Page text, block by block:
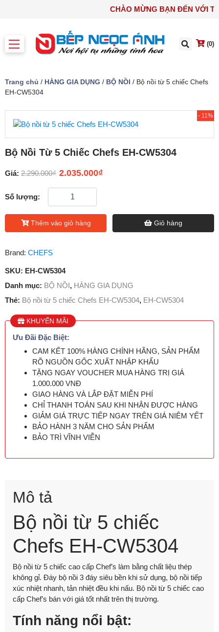
CHÀO MỪNG BẠN ĐẾN
(0)
Trang chủ / HÀNG GIA DỤNG / BỘ NỒI / Bộ nồi từ 5 chiếc Chefs
EH-CW5304
- 11%
Bộ Nồi Từ 5 Chiếc Chefs EH-CW5304
Giá: 2.290.000₫ 2.035.000₫
Số lượng:
Thêm vào giỏ hàng Giỏ hàng
Brand: CHEFS
SKU: EH-CW5304
Danh mục: BỘ NỒI , HÀNG GIA DỤNG
Thẻ: Bộ nồi từ 5 chiếc Chefs EH-CW5304, EH-CW5304
KHUYẾN MÃI
Ưu Đãi Đặc Biệt:
CAM KẾT 100% HÀNG CHÍNH HÃNG, SẢN PHẨM
RÕ NGUỒN GỐC XUẤT NHẬP KHẨU
TẶNG NGAY VOUCHER MUA HÀNG TRỊ GIÁ
1.000.000 VNĐ
GIAO HÀNG VÀ LẮP ĐẶT MIỄN PHÍ
CHỈ THANH TOÁN SAU KHI NHẬN ĐƯỢC HÀNG
GIẢM GIÁ TRỰC TIẾP NGAY TRÊN GIÁ NIÊM YẾT
BẢO HÀNH 3 NĂM CHO SẢN PHẨM
BẢO TRÌ VĨNH VIỄN
Mô tả
Bộ nồi từ 5 chiếc
Chefs EH-CW5304
Bộ nồi từ 5 chiếc cao cấp Chef’s làm bằng chất liệu thép
không gỉ. Đáy bộ nồi 3 đáy siêu bền khi sử dụng, bộ nồi tiếp
xúc nhiệt nhanh, tản nhiệt đều khi nấu. Bộ nồi từ 5 chiếc cao
cấp Chef’s bán với giá tốt nhất trên thị trường.
Tính năng nổi bật: